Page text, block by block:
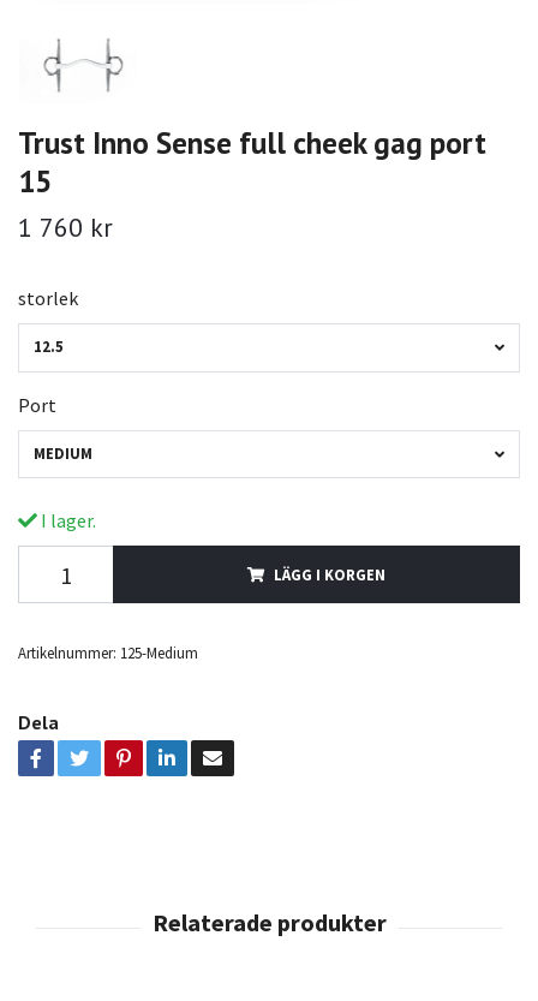
Trust Inno Sense full cheek gag port
15
1 760 kr
storlek
12.5
Port
MEDIUM
I lager.
LÄGG I KORGEN
Artikelnummer: 125-Medium
Dela